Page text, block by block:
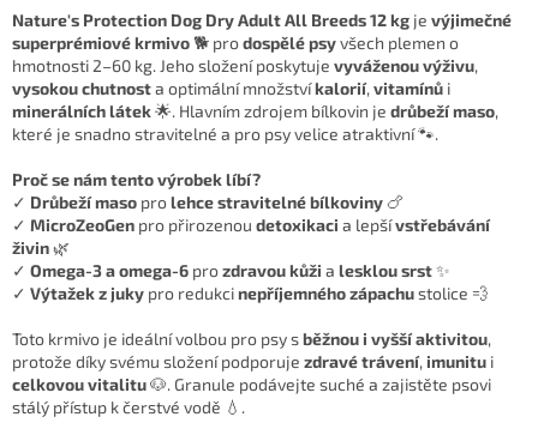
Nature's Protection Dog Dry Adult All Breeds 12 kg je výjimečné
superprémiové krmivo🐕 prodospělé psyvšech plemen o
hmotnosti 2–60 kg. Jeho složení poskytuje vyváženou výživu,
vysokou chutnosta optimální množstvíkalorií, vitamínů i
minerálních látek🌟. Hlavním zdrojem bílkovin je drůbeží maso,
které je snadno stravitelné a pro psy velice atraktivní 🐾.
Proč se nám tento výrobek líbí?
✓ Drůbeží maso prolehce stravitelné bílkoviny 🍗
✓ MicroZeoGen pro přirozenou detoxikaci a lepšívstřebávání
živin 🌿
✓ Omega-3 a omega-6 prozdravou kůži a lesklou srst✨
✓ Výtažek z juky pro redukcinepříjemného zápachustolice 💨
Toto krmivo je ideální volbou pro psy sběžnou i vyšší aktivitou,
protože díky svému složení podporuje zdravé trávení, imunitu i
celkovou vitalitu🐶. Granule podávejte suché a zajistěte psovi
stálý přístup k čerstvé vodě 💧.